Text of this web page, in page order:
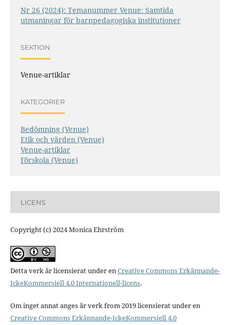
Nr 26 (2024): Temanummer Venue: Samtida
utmaningar för barnpedagogiska institutioner
SEKTION
Venue-artiklar
KATEGORIER
Bedömning (Venue)
Etik och värden (Venue)
Venue-artiklar
Förskola (Venue)
LICENS
Copyright (c) 2024 Monica Ehrström
Detta verk är licensierat under enCreative Commons Erkännande-
IckeKommersiell 4.0 Internationell-licens.
Om inget annat anges är verk from 2019 licensierat under en
Creative Commons Erkännande-IckeKommersiell 4.0